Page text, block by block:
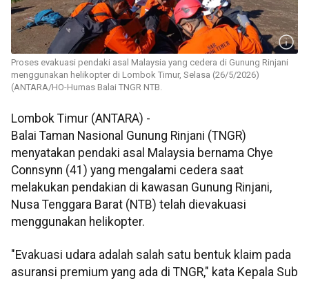
Proses evakuasi pendaki asal Malaysia yang cedera di Gunung Rinjani
menggunakan helikopter di Lombok Timur, Selasa (26/5/2026)
(ANTARA/HO-Humas Balai TNGR NTB.
Lombok Timur (ANTARA) -
Balai Taman Nasional Gunung Rinjani (TNGR)
menyatakan pendaki asal Malaysia bernama Chye
Connsynn (41) yang mengalami cedera saat
melakukan pendakian di kawasan Gunung Rinjani,
Nusa Tenggara Barat (NTB) telah dievakuasi
menggunakan helikopter.
"Evakuasi udara adalah salah satu bentuk klaim pada
asuransi premium yang ada di TNGR," kata Kepala Sub